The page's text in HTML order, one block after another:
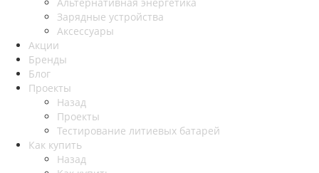
Зарядные устройства
Аксессуары
Акции
Бренды
Блог
Проекты
Назад
Проекты
Тестирование литиевых батарей
Как купить
Назад